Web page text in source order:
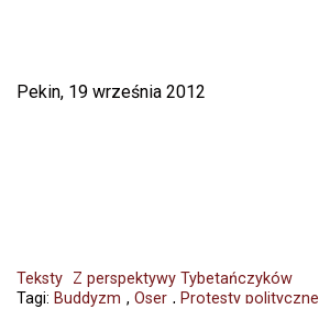
Pekin, 19 września 2012
Teksty Z perspektywy Tybetańczyków
Tagi: Buddyzm , Oser , Protesty polityczne